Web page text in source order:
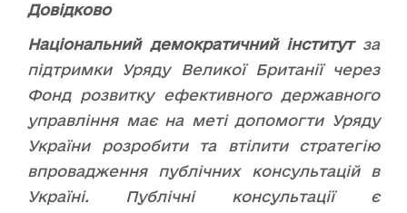
Довідково
Національний демократичний інститутза
підтримки Уряду Великої Британії через
Фонд розвитку ефективного державного
управління має на меті допомогти Уряду
України розробити та втілити стратегію
впровадження публічних консультацій в
Україні. Публічні консультації є